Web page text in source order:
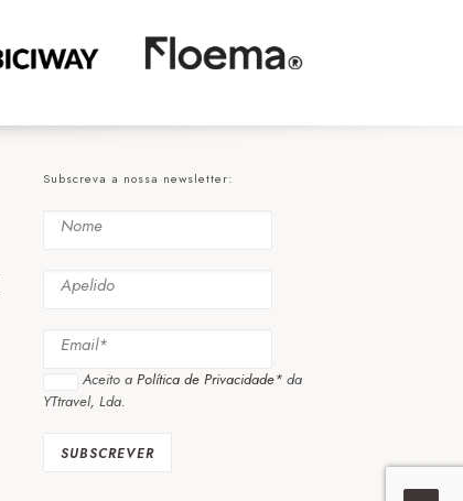
Subscreva a nossa newsletter:
Aceito a Política de Privacidade* da
YTtravel, Lda.